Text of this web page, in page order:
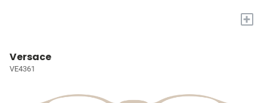
+
Versace
VE4361